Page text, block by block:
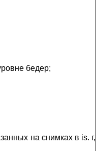
бедер;
на снимках в is. г,